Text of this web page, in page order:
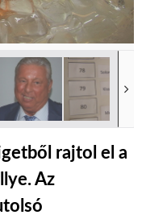
rajtol el a
Az